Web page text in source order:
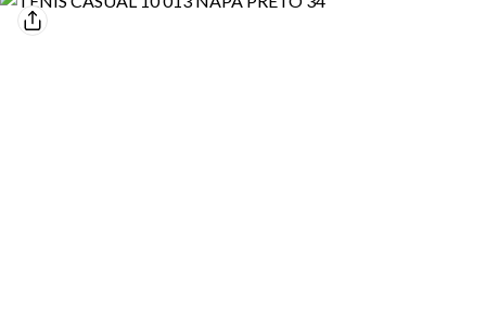
4º tênis masculino